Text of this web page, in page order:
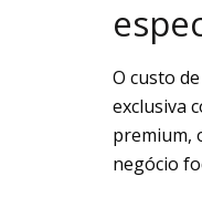
O custo
exclusiva
premium,
negócio